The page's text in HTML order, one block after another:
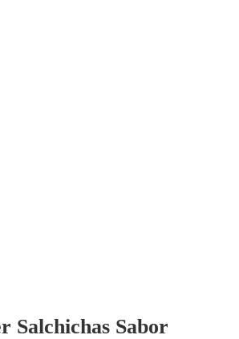
Salchichas Sabor